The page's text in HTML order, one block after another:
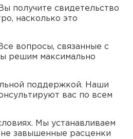
получите свидетельство
насколько это
вопросы, связанные с
решим максимально
поддержкой. Наши
вас по всем
Мы устанавливаем
завышенные расценки